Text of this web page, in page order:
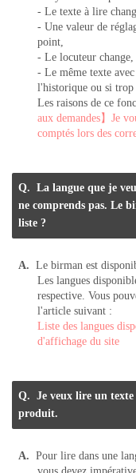
- Le texte à lire
- Une valeur de
point,
- Le locuteur change,
- Le même texte
l'historique ou si trop
Les raisons de ce
aux demandes】Je
comptés lors des
La langue que je
ne comprends pas. Le
liste ?
Le birman est
Les langues
respective. Vous
l'article suivant :
Liste des langues
d'affichage du site
Je veux lire un texte
produit.
Pour lire dans une